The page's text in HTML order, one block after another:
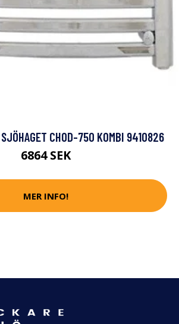
SJÖHAGET CHOD-750 KOMBI 9410826
6864 SEK
MER INFO!